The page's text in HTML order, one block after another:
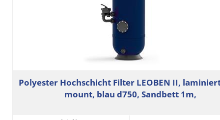
Polyester Hochschicht Filter LEOBEN II,
mount, blau d750, Sandbett 1m,